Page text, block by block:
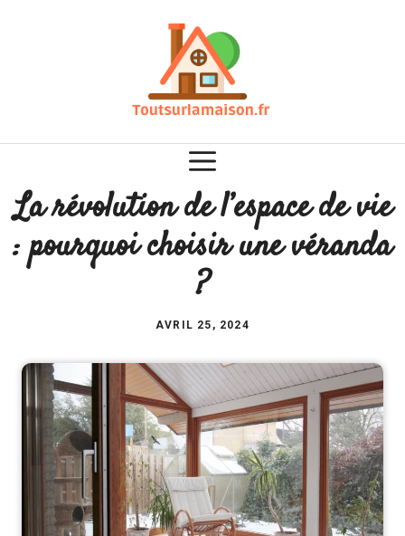
La révolution de l’espace de vie
: pourquoi choisir une véranda
?
AVRIL 25, 2024